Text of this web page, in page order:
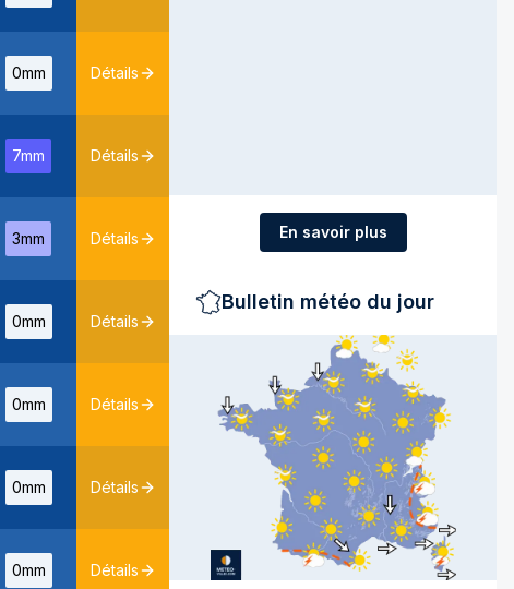
0mm Détails
7mm Détails
3mm Détails
0mm Détails
0mm Détails
0mm Détails
0mm Détails
En savoir plus
Bulletin météo du jour